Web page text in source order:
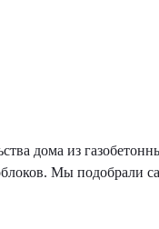
дома из
Мы подобрали